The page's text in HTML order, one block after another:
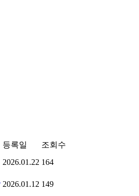
등록일
조회수
2026.01.22 164
2026.01.12 149